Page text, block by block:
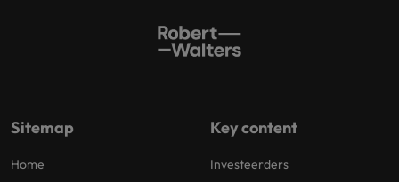
Sitemap
Home
Key content
Investeerders